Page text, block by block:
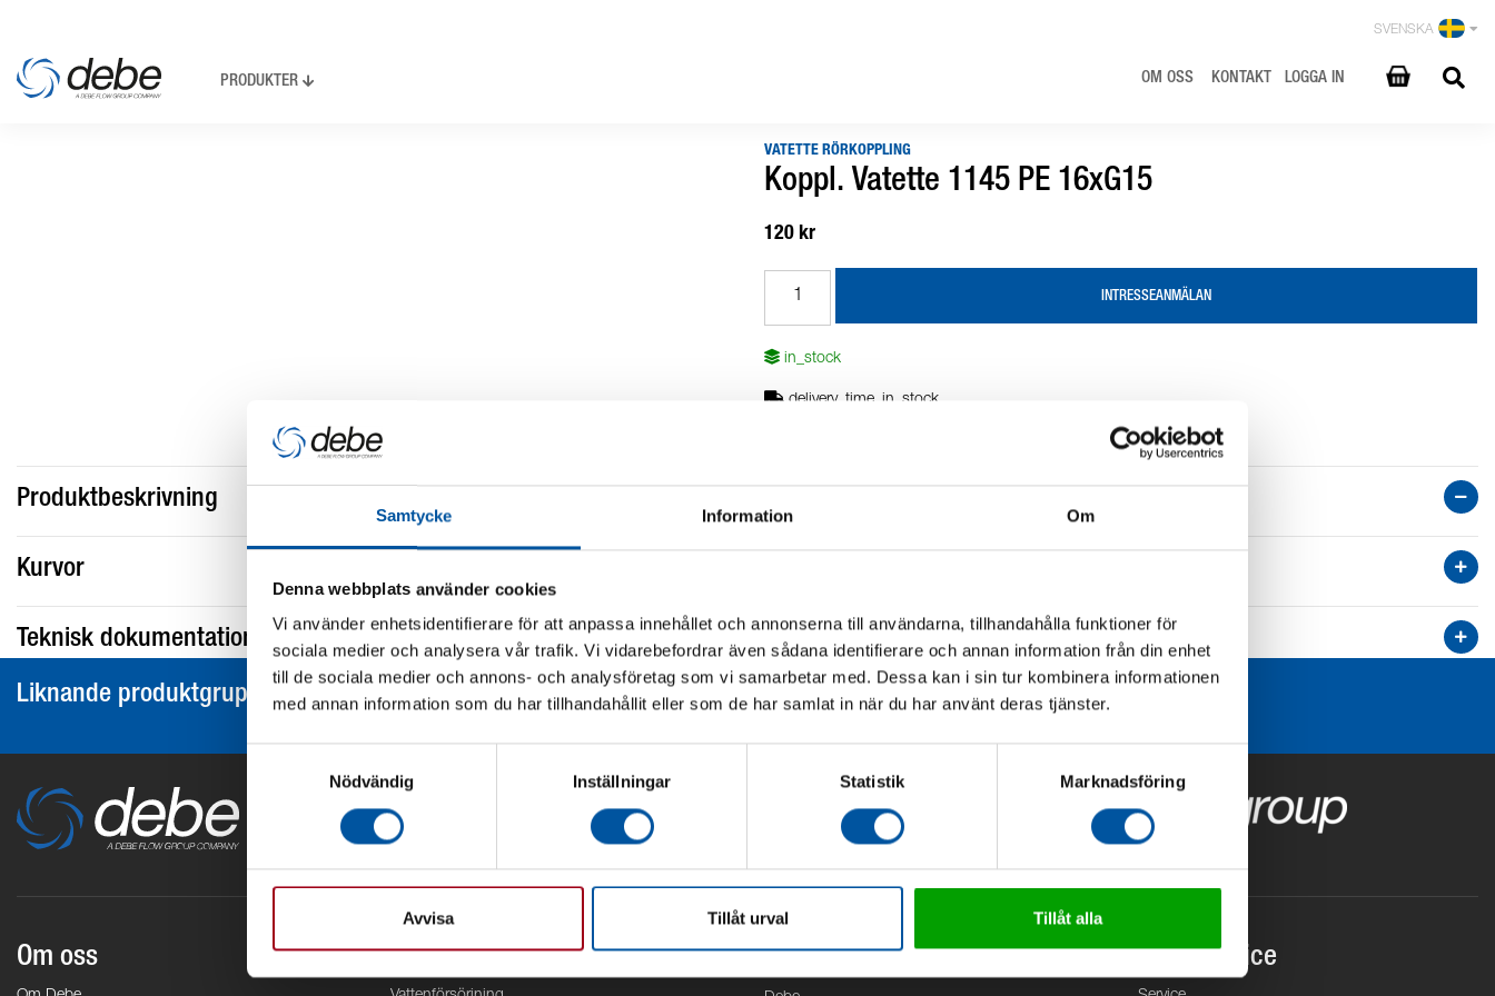
Samtycke Information Om
Denna webbplats använder cookies
Vi använder enhetsidentifierare för att anpassa innehållet och annonserna till användarna, tillhandahålla funktioner för
sociala medier och analysera vår trafik. Vi vidarebefordrar även sådana identifierare och annan information från din enhet
till de sociala medier och annons- och analysföretag som vi samarbetar med. Dessa kan i sin tur kombinera informationen
med annan information som du har tillhandahållit eller som de har samlat in när du har använt deras tjänster.
Samtyckesval
Nödvändig
Inställningar Statistik Marknadsföring
Avvisa Tillåt urval Tillåt alla
SVENSKA
PRODUKTER OM OSS KONTAKT LOGGA IN
VATETTE RÖRKOPPLING
Koppl. Vatette 1145 PE 16xG15
120 kr
INTRESSEANMÄLAN
in_stock
delivery_time_in_stock
Produktbeskrivning
Kurvor
Teknisk dokumentation
Liknande produktgrupper
Om oss Områden Kontor Kundservice